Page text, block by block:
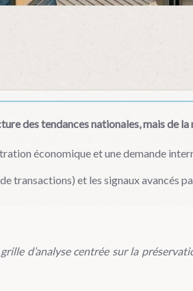
des tendances nationales, mais de
économique et une demande
transactions) et les signaux avancés
d’analyse centrée sur la